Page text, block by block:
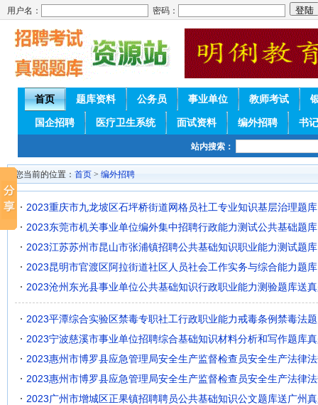
用户名： 密码：
首页 题库资料 公务员 事业单位 教师考试
国企招聘 医疗卫生系统 面试资料 编外招聘 书
站内搜索：
您当前的位置： 首页 > 编外招聘
2023重庆市九龙坡区石坪桥街道网格员社工专业知识基层治理题库
2023东莞市机关事业单位编外集中招聘行政能力测试公共基础题库
2023江苏苏州市昆山市张浦镇招聘公共基础知识职业能力测试题库
2023昆明市官渡区阿拉街道社区人员社会工作实务与综合能力题库
2023沧州东光县事业单位公共基础知识行政职业能力测验题库送
2023平潭综合实验区禁毒专职社工行政职业能力戒毒条例禁毒法
2023宁波慈溪市事业单位招聘综合基础知识材料分析和写作题库
2023惠州市博罗县应急管理局安全生产监督检查员安全生产法律
2023惠州市博罗县应急管理局安全生产监督检查员安全生产法律
2023广州市增城区正果镇招聘聘员公共基础知识公文题库送广州